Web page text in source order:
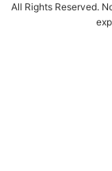
All Rights Reserved.